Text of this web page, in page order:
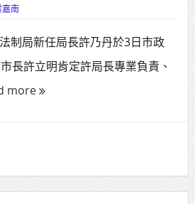
嘉南
制局新任局長許乃丹於3日市政
長許立明肯定許局長專業負責、
more